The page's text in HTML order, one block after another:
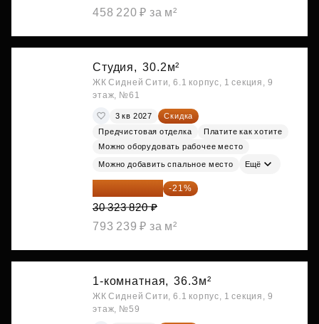
458 220 ₽ за м²
Студия, 30.2м²
ЖК Сидней Сити, 6.1 корпус, 1 секция, 9
этаж, №61
3 кв 2027
Скидка
Предчистовая отделка
Платите как хотите
Можно оборудовать рабочее место
Можно добавить спальное место Ещё
23 955 818 ₽ -21%
30 323 820 ₽
793 239 ₽ за м²
1-комнатная, 36.3м²
ЖК Сидней Сити, 6.1 корпус, 1 секция, 9
этаж, №59